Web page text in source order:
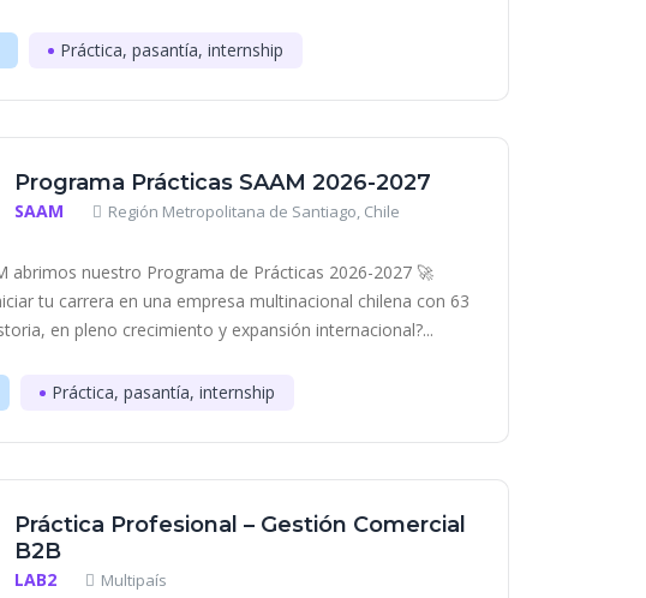
Práctica, pasantía, internship
Programa Prácticas SAAM 2026-2027
SAAM Región Metropolitana de Santiago, Chile
abrimos nuestro Programa de Prácticas 2026-2027 🚀
tu carrera en una empresa multinacional chilena con 63
en pleno crecimiento y expansión internacional?...
Práctica, pasantía, internship
Práctica Profesional – Gestión Comercial
B2B
LAB2 Multipaís